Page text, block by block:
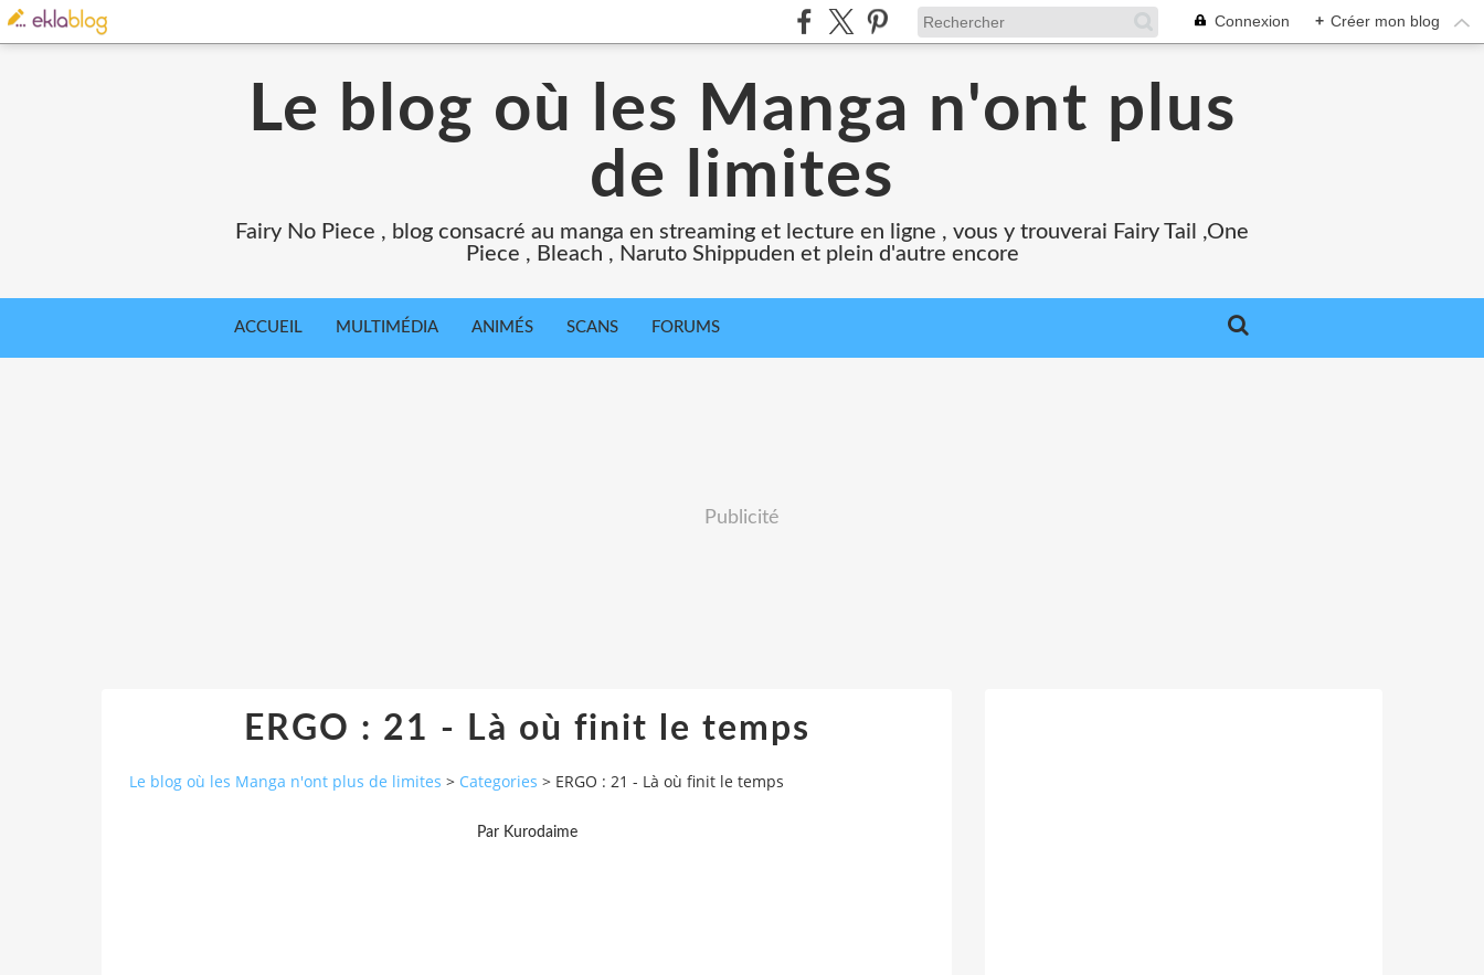
Connexion + Créer mon blog
Le blog où les Manga n'ont plus
de limites
Fairy No Piece , blog consacré au manga en streaming et lecture en ligne , vous y trouverai Fairy Tail ,One
Piece , Bleach , Naruto Shippuden et plein d'autre encore
ACCUEIL MULTIMÉDIA ANIMÉS SCANS FORUMS
Publicité
ERGO : 21 - Là où finit le temps
Le blog où les Manga n'ont plus de limites > Categories > ERGO : 21 - Là où finit le temps
Par Kurodaime